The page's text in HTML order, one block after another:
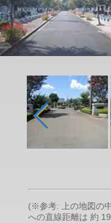
(※参考: 上の地図の
への直線距離は 約